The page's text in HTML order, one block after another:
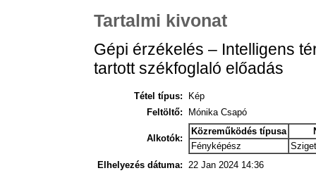
Tartalmi kivonat
Gépi érzékelés – Intelligens
tartott székfoglaló előadás
Tétel típus:
Kép
Feltöltő:
Mónika Csapó
Alkotók:
Közreműködés típusa
Fényképész
Elhelyezés dátuma:
22 Jan 2024 14:36